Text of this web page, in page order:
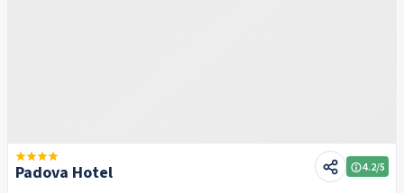
Padova Hotel 4.2/5